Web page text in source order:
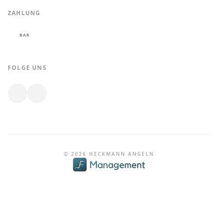
ZAHLUNG
BAR
FOLGE UNS
© 2026 HECKMANN ANGELN